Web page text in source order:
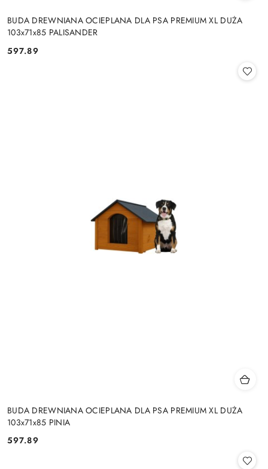
BUDA DREWNIANA OCIEPLANA DLA PSA PREMIUM XL DUŻA
103x71x85 PALISANDER
Cena:
597.89
BUDA DREWNIANA OCIEPLANA DLA PSA PREMIUM XL DUŻA
103x71x85 PINIA
Cena:
597.89